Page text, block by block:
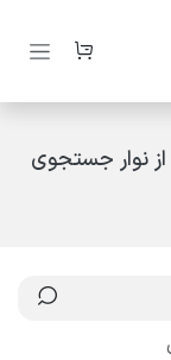
از نوار جستجوی